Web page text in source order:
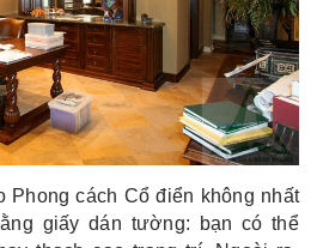
Phong cách Cổ điển không nhất
giấy dán tường: bạn có thể